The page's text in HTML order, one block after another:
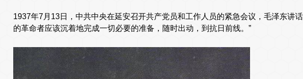
1937年7月13日，中共中央在延安召开共产党员和工作人员的紧急会议，毛泽东讲
的革命者应该沉着地完成一切必要的准备，随时出动，到抗日前线。”